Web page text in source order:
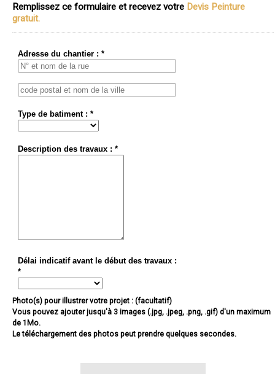
Remplissez ce formulaire et recevez votre Devis Peinture
gratuit.
Adresse du chantier : *
Type de batiment : *
Description des travaux : *
Délai indicatif avant le début des travaux :
*
Photo(s) pour illustrer votre projet : (facultatif)
Vous pouvez ajouter jusqu'à 3 images (.jpg, .jpeg, .png, .gif) d'un maximum
de 1Mo.
Le téléchargement des photos peut prendre quelques secondes.